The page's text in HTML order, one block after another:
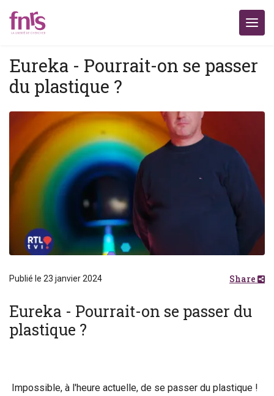
Eureka - Pourrait-on se passer
du plastique ?
Publié le 23 janvier 2024 Share
Eureka - Pourrait-on se passer du
plastique ?
Impossible, à l'heure actuelle, de se passer du plastique !